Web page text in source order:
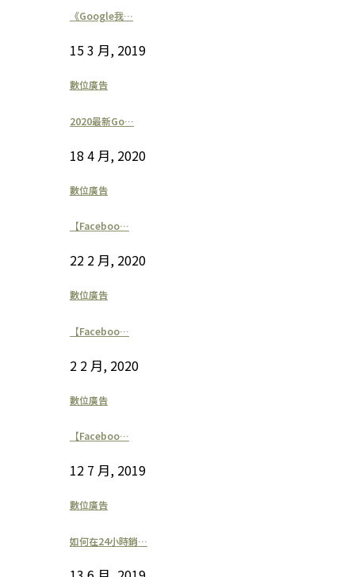
《Google我…
15 3 月, 2019
數位廣告
2020最新Go…
18 4 月, 2020
數位廣告
【Faceboo…
22 2 月, 2020
數位廣告
【Faceboo…
2 2 月, 2020
數位廣告
【Faceboo…
12 7 月, 2019
數位廣告
如何在24小時銷…